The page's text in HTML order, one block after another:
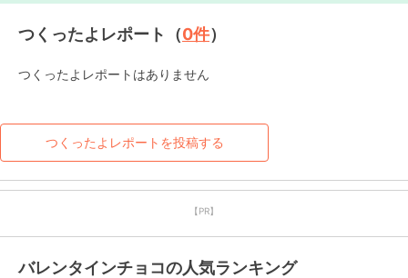
つくったよレポート（0件）
つくったよレポートはありません
つくったよレポートを投稿する
【PR】
バレンタインチョコの人気ランキング